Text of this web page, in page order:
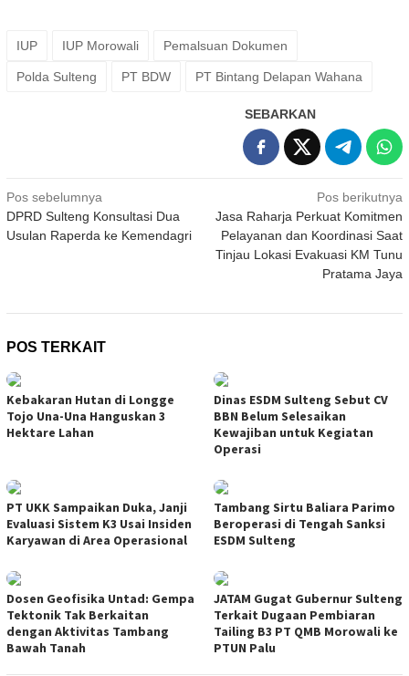
IUP IUP Morowali Pemalsuan Dokumen
Polda Sulteng PT BDW PT Bintang Delapan Wahana
SEBARKAN
Navigasi
pos
Pos sebelumnya
DPRD Sulteng Konsultasi Dua
Usulan Raperda ke Kemendagri
Pos berikutnya
Jasa Raharja Perkuat Komitmen
Pelayanan dan Koordinasi Saat
Tinjau Lokasi Evakuasi KM Tunu
Pratama Jaya
POS TERKAIT
Kebakaran Hutan di Longge
Tojo Una-Una Hanguskan 3
Hektare Lahan
Dinas ESDM Sulteng Sebut CV
BBN Belum Selesaikan
Kewajiban untuk Kegiatan
Operasi
PT UKK Sampaikan Duka, Janji
Evaluasi Sistem K3 Usai Insiden
Karyawan di Area Operasional
Tambang Sirtu Baliara Parimo
Beroperasi di Tengah Sanksi
ESDM Sulteng
Dosen Geofisika Untad: Gempa
Tektonik Tak Berkaitan
dengan Aktivitas Tambang
Bawah Tanah
JATAM Gugat Gubernur Sulteng
Terkait Dugaan Pembiaran
Tailing B3 PT QMB Morowali ke
PTUN Palu